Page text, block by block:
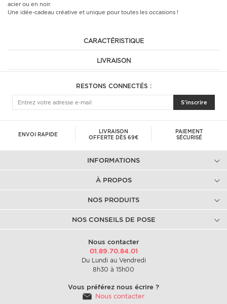
acier ou en noir.
Une idée-cadeau créative et unique pour toutes les occasions !
CARACTÉRISTIQUE
LIVRAISON
RESTONS CONNECTÉS :
S'inscrire
ENVOI RAPIDE
LIVRAISON
OFFERTE DÈS 69€
PAIEMENT
SÉCURISÉ
INFORMATIONS
À PROPOS
NOS PRODUITS
NOS CONSEILS DE POSE
Nous contacter
01.89.70.84.01
Du Lundi au Vendredi
8h30 à 15h00
Vous préférez nous écrire ?
Nous contacter